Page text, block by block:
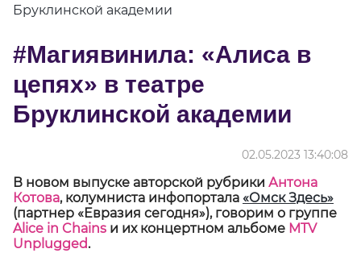
#Магиявинила: «Алиса в
цепях» в театре
Бруклинской академии
02.05.2023 13:40:08
В новом выпуске авторской рубрики Антона
Котова, колумниста инфопортала «Омск Здесь»
(партнер «Евразия сегодня»), говорим о группе
Alice in Chains и их концертном альбоме MTV
Unplugged.